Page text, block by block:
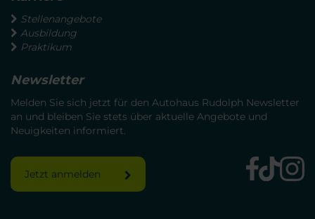
Stellenangebote
Ausbildung
Praktikum
Newsletter
Melden Sie sich jetzt für den Autohaus Rudolph Newsletter
an und bleiben Sie stets über aktuelle Angebote und
Neuigkeiten informiert.
Jetzt anmelden